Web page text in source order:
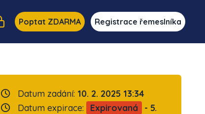
Poptat ZDARMA Registrace řemeslníka
Datum zadání: 10. 2. 2025 13:34
Datum expirace:
Expirovaná
- 5.